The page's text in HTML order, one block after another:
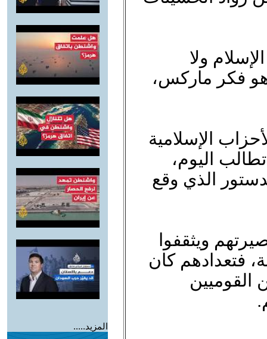
ولا
فكر ماركس،
الإسلامية
اليوم،
الذي وقع
ويثقفوا
فتعدادهم كان
المزيد.....